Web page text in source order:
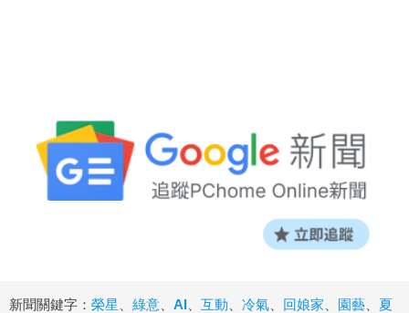
新聞關鍵字： 榮星 綠意 AI 互動 冷氣 回娘家 園藝
夏